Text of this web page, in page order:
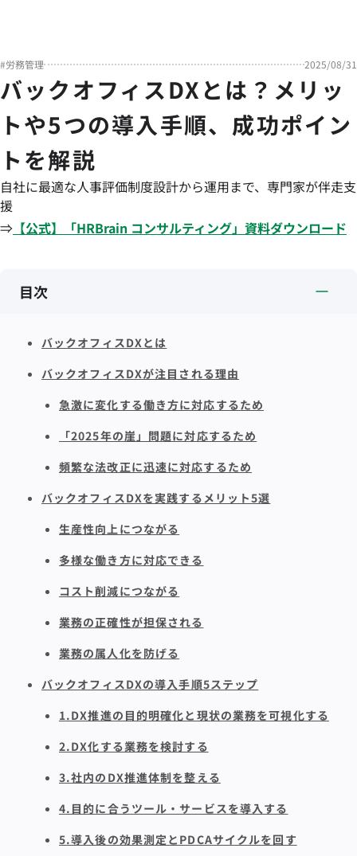
#労務管理 2025/08/31
バックオフィスDXとは？メリッ
トや5つの導入手順、成功ポイン
トを解説
自社に最適な人事評価制度設計から運用まで、専門家が伴走支
援
⇒ 【公式】「HRBrain コンサルティング」資料ダウンロード
目次
バックオフィスDXとは
バックオフィスDXが注目される理由
急激に変化する働き方に対応するため
「2025年の崖」問題に対応するため
頻繁な法改正に迅速に対応するため
バックオフィスDXを実践するメリット5選
生産性向上につながる
多様な働き方に対応できる
コスト削減につながる
業務の正確性が担保される
業務の属人化を防げる
バックオフィスDXの導入手順5ステップ
1.DX推進の目的明確化と現状の業務を可視化する
2.DX化する業務を検討する
3.社内のDX推進体制を整える
4.目的に合うツール・サービスを導入する
5.導入後の効果測定とPDCAサイクルを回す